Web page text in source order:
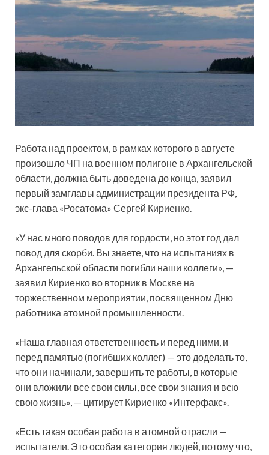
Работа над проектом, в рамках которого в августе
произошло ЧП на военном полигоне в Архангельской
области, должна быть доведена до конца, заявил
первый замглавы администрации президента РФ,
экс-глава «Росатома» Сергей Кириенко.
«У нас много поводов для гордости, ноэтот год дал
повод для скорби. Вы знаете, что на испытаниях в
Архангельской области погибли наши коллеги», —
заявил Кириенко во вторник в Москве на
торжественном мероприятии, посвященном Дню
работника атомной промышленности.
«Наша главная ответственность и перед ними, и
перед памятью (погибших коллег) — это доделать то,
что они начинали, завершить те работы, в которые
они вложили все свои силы, все свои знания и всю
свою жизнь», — цитирует Кириенко «Интерфакс».
«Есть такая особая работа в атомной отрасли —
испытатели. Это особая категория людей, потому что,